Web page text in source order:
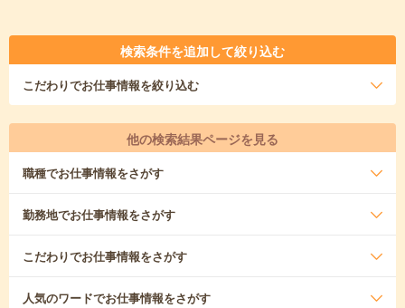
検索条件を追加して絞り込む
こだわりでお仕事情報を絞り込む
他の検索結果ページを見る
職種でお仕事情報をさがす
勤務地でお仕事情報をさがす
こだわりでお仕事情報をさがす
人気のワードでお仕事情報をさがす